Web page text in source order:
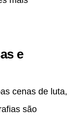
e
cenas de luta,
são